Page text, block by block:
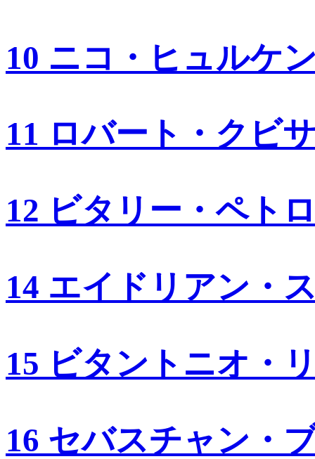
10 ニコ・ヒュルケ
11 ロバート・クビ
12 ビタリー・ペト
14 エイドリアン・
15 ビタントニオ・
16 セバスチャン・